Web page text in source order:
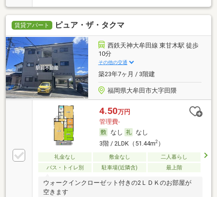
賃貸アパート ピュア・ザ・タクマ
西鉄天神大牟田線 東甘木駅 徒歩
10分
その他の交通
築23年7ヶ月 / 3階建
福岡県大牟田市大字田隈
4.50万円
管理費-
なし
なし
3階 / 2LDK（51.44m2）
礼金なし 敷金なし
二人暮らし
バス・トイレ別
駐車場(近隣含) 最上階
ウォークインクローゼット付きの2ＬＤＫのお部屋が
空きます